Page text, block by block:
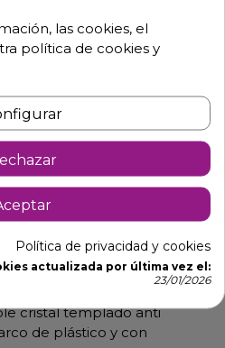
de producto
alimentos
proporcionar alta
con cajón luminoso, de gran
y luz interior, ideales
supermercados, pastelerías,
cristal templado anti
de plástico y con
las cookies, el
política de cookies y
Política de privacidad y cookies
actualizada por última vez el:
23/01/2026